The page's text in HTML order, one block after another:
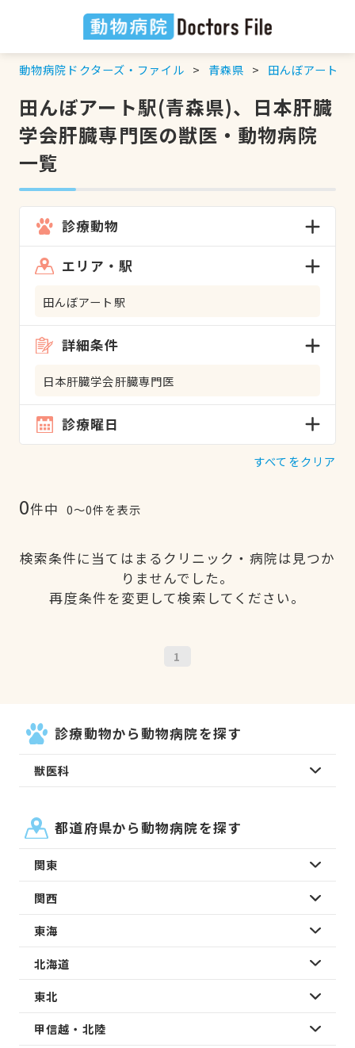
動物病院ドクターズ・ファイル 青森県 田んぼアート駅
田んぼアート駅(青森県)、日本肝臓
学会肝臓専門医の獣医・動物病院
一覧
診療動物
エリア・駅
田んぼアート駅
詳細条件
日本肝臓学会肝臓専門医
診療曜日
すべてをクリア
0件中 0〜0件を表示
検索条件に当てはまるクリニック・病院は見つか
りませんでした。
再度条件を変更して検索してください。
1
診療動物から動物病院を探す
獣医科
都道府県から動物病院を探す
関東
関西
東海
北海道
東北
甲信越・北陸